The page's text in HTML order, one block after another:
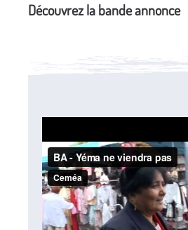
Découvrez la bande annonce